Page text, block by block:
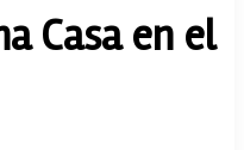
Casa en el